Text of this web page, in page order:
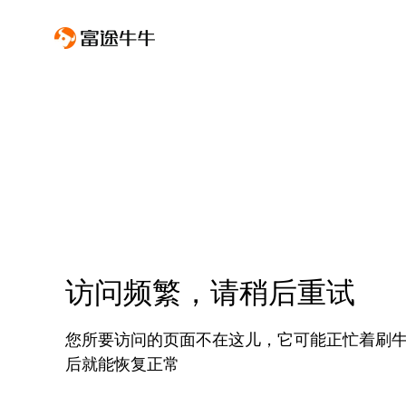
访问频繁，请稍后重试
您所要访问的页面不在这儿，它可能正忙着刷
后就能恢复正常